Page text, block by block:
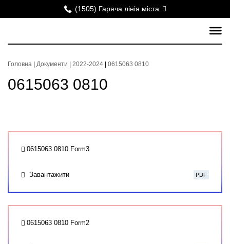
(1505) Гаряча лінія міста
Головна Документи 2022-2024 0615063 0810
0615063 0810
0615063 0810 Form3
Завантажити PDF
0615063 0810 Form2